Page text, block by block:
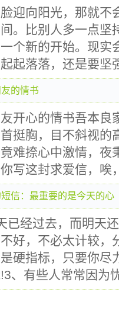
迎向阳光，那就不
。比别人多一点坚
个新的开始。现实
起落落，还是要坚
的情书
开心的情书吾本良
挺胸，目不斜视的
难捺心中激情，夜
写这封求爱信，唉
信：最重要的是今天的心
已经过去，而明天
好，不必太计较，
硬指标，只要你尽
、有些人常常因为